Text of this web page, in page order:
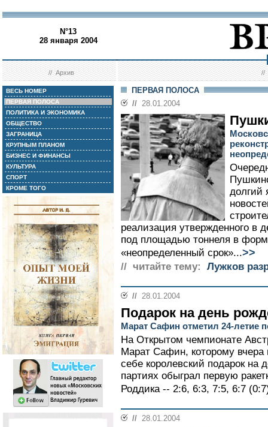
N°13
28 января 2004
//Архив //
ВЕСЬ НОМЕР
ПЕРВАЯ ПОЛОСА
ПОЛИТИКА И ЭКОНОМИКА
ОБЩЕСТВО
ЗАГРАНИЦА
КРУПНЫМ ПЛАНОМ
БИЗНЕС И ФИНАНСЫ
КУЛЬТУРА
СПОРТ
КРОМЕ ТОГО
ПЕРВАЯ ПОЛОСА
// 28.01.2004
долгий
реализация утвержденного в
под площадью тоннеля в
«неопределенный срок»...>>
// читайте тему: Лужков
// 28.01.2004
Подарок на день
Марат Сафин отметил 24-летие
На Открытом чемпионате
Марат Сафин, которому вчера
себе королевский подарок на
партиях обыграл первую
Роддика -- 2:6, 6:3, 7:5, 6:7
// 28.01.2004